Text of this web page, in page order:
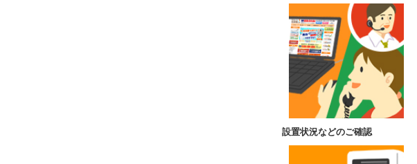
設置状況などのご確認